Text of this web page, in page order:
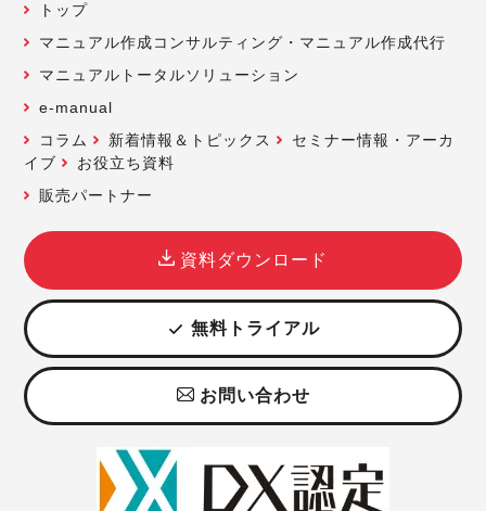
トップ
マニュアル作成コンサルティング・マニュアル作成代行
マニュアルトータルソリューション
e-manual
コラム
新着情報＆トピックス
セミナー情報・アーカ
イブ
お役立ち資料
販売パートナー
資料ダウンロード
無料トライアル
お問い合わせ